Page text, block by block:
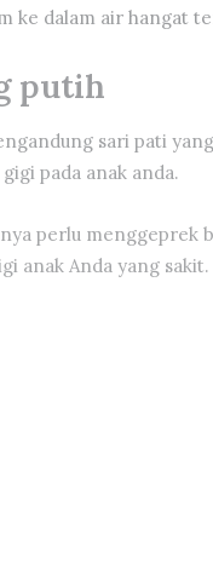
ke dalam air hangat
putih
sari pati
pada anak anda.
perlu menggeprek
anak Anda yang sakit.